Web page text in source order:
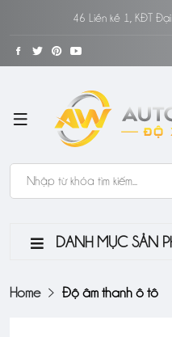
46 Liền kề 1, KĐT Đại
DANH MỤC SẢN
Home Độ âm thanh ô tô